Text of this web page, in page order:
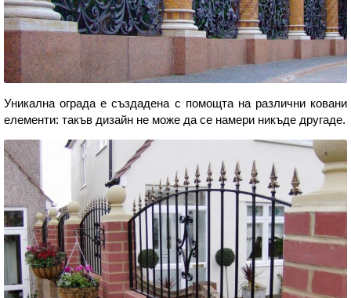
Уникална ограда е създадена с помощта на различни ковани
елементи: такъв дизайн не може да се намери никъде другаде.